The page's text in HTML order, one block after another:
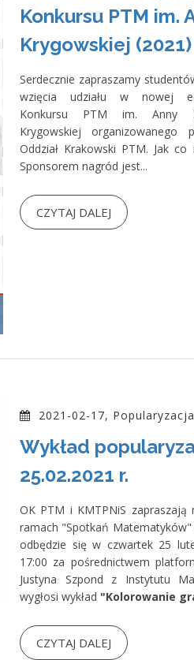
Konkursu PTM im.
Krygowskiej (2021)
Serdecznie zapraszamy
wzięcia udziału w nowej
Konkursu PTM im. Anny
Krygowskiej organizowanego
Oddział Krakowski PTM. Jak co
Sponsorem nagród jest...
CZYTAJ DALEJ
2021-02-17, Popularyzacja
Wykład
25.02.2021 r.
OK PTM i KMTPNiS zapraszają
ramach "Spotkań Matematyków"
odbędzie się w czwartek 25
17:00 za pośrednictwem
Justyna Szpond z Instytutu
wygłosi wykład "Kolorowanie
CZYTAJ DALEJ